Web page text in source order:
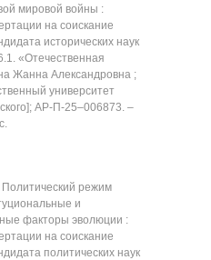
мировой войны :
на соискание
исторических наук
«Отечественная
Жанна Александровна ;
университет
АР-П-25‒006873. ‒
Политический режим
и
факторы эволюции :
на соискание
политических наук